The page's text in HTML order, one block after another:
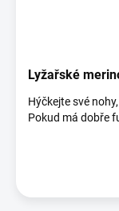
Lyžařské
Hýčkejte své
Pokud má dobře